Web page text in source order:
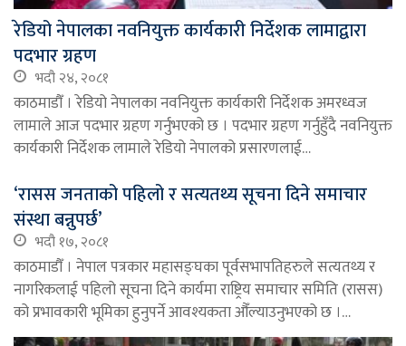
रेडियो नेपालका नवनियुक्त कार्यकारी निर्देशक लामाद्वारा
पदभार ग्रहण
भदौ २४, २०८१
काठमाडौँ । रेडियो नेपालका नवनियुक्त कार्यकारी निर्देशक अमरध्वज
लामाले आज पदभार ग्रहण गर्नुभएको छ । पदभार ग्रहण गर्नुहुँदै नवनियुक्त
कार्यकारी निर्देशक लामाले रेडियो नेपालको प्रसारणलाई…
‘रासस जनताको पहिलो र सत्यतथ्य सूचना दिने समाचार
संस्था बन्नुपर्छ’
भदौ १७, २०८१
काठमाडौँ । नेपाल पत्रकार महासङ्घका पूर्वसभापतिहरुले सत्यतथ्य र
नागरिकलाई पहिलो सूचना दिने कार्यमा राष्ट्रिय समाचार समिति (रासस)
को प्रभावकारी भूमिका हुनुपर्ने आवश्यकता औँल्याउनुभएको छ ।…